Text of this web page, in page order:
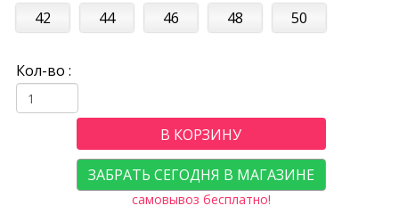
42
44 46 48 50
Кол-во :
В КОРЗИНУ
ЗАБРАТЬ СЕГОДНЯ В МАГАЗИНЕ
самовывоз бесплатно!